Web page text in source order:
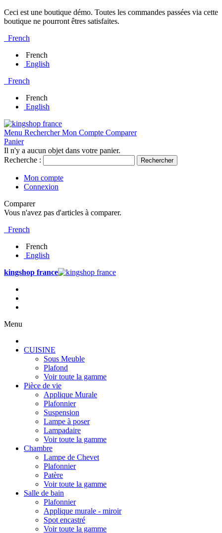
Ceci est une boutique démo. Toutes les commandes passées via cette
boutique ne pourront êtres satisfaites.
French
French
English
French
French
English
Menu Rechercher Mon Compte Comparer
Panier
Il n'y a aucun objet dans votre panier.
Recherche :
Rechercher
Mon compte
Connexion
Comparer
Vous n'avez pas d'articles à comparer.
French
French
English
kingshop france
Menu
CUISINE
Sous Meuble
Plafond
Voir toute la gamme
Pièce de vie
Applique Murale
Plafonnier
Suspension
Lampe à poser
Lampadaire
Voir toute la gamme
Chambre
Lampe de Chevet
Plafonnier
Patère
Voir toute la gamme
Salle de bain
Plafonnier
Applique murale - miroir
Spot encastré
Voir toute la gamme